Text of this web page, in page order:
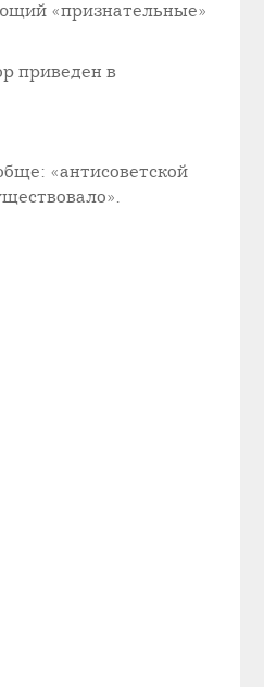
«признательные»
приведен в
«антисоветской